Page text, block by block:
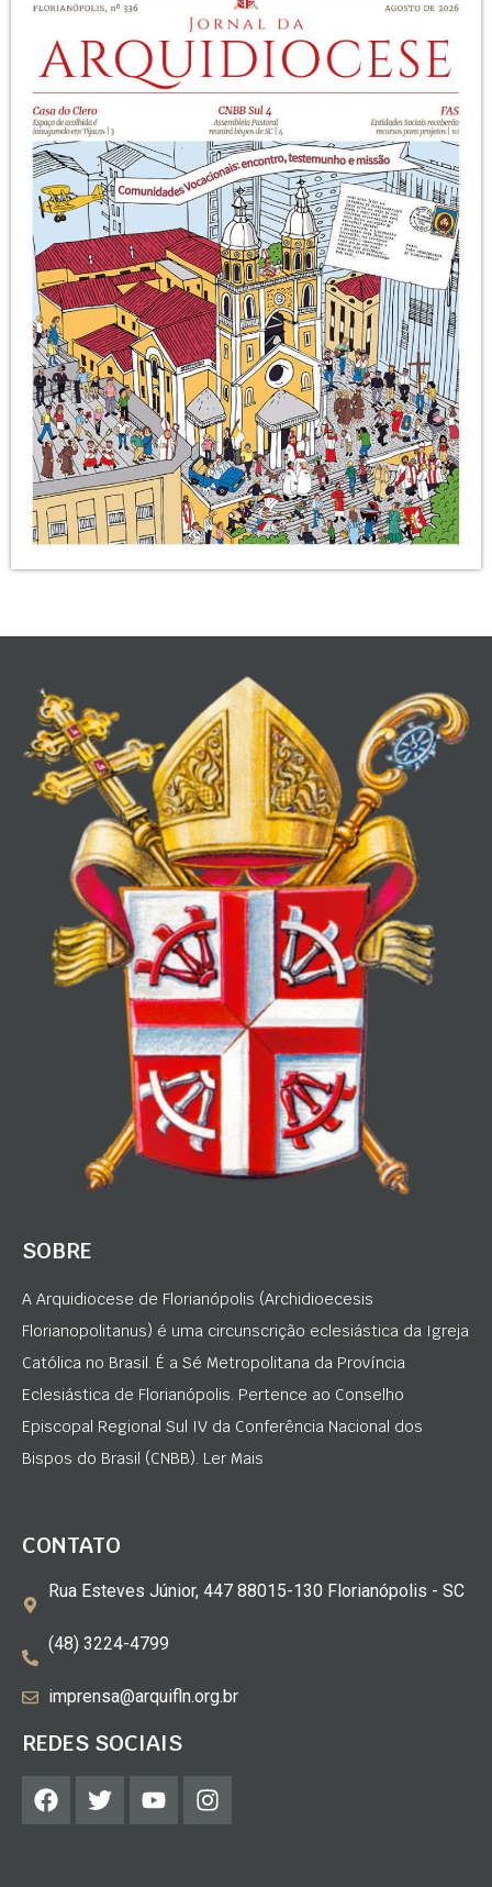
SOBRE
A Arquidiocese de Florianópolis (Archidioecesis
Florianopolitanus) é uma circunscrição eclesiástica da Igreja
Católica no Brasil. É a Sé Metropolitana da Província
Eclesiástica de Florianópolis. Pertence ao Conselho
Episcopal Regional Sul IV da Conferência Nacional dos
Bispos do Brasil (CNBB). Ler Mais
CONTATO
Rua Esteves Júnior, 447 88015-130 Florianópolis - SC
(48) 3224-4799
imprensa@arquifln.org.br
REDES SOCIAIS